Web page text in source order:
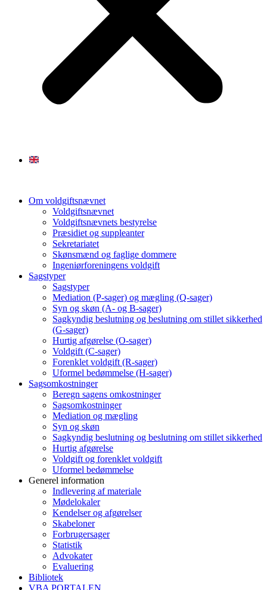
Om voldgiftsnævnet
Voldgiftsnævnet
Voldgiftsnævnets bestyrelse
Præsidiet og suppleanter
Sekretariatet
Skønsmænd og faglige dommere
Ingeniørforeningens voldgift
Sagstyper
Sagstyper
Mediation (P-sager) og mægling (Q-sager)
Syn og skøn (A- og B-sager)
Sagkyndig beslutning og beslutning om stillet sikkerhed
(G-sager)
Hurtig afgørelse (O-sager)
Voldgift (C-sager)
Forenklet voldgift (R-sager)
Uformel bedømmelse (H-sager)
Sagsomkostninger
Beregn sagens omkostninger
Sagsomkostninger
Mediation og mægling
Syn og skøn
Sagkyndig beslutning og beslutning om stillet sikkerhed
Hurtig afgørelse
Voldgift og forenklet voldgift
Uformel bedømmelse
Generel information
Indlevering af materiale
Mødelokaler
Kendelser og afgørelser
Skabeloner
Forbrugersager
Statistik
Advokater
Evaluering
Bibliotek
VBA PORTALEN